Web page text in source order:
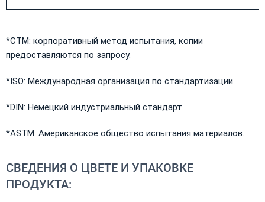
*CTM: корпоративный метод испытания, копии
предоставляются по запросу.
*ISO: Международная организация по стандартизации.
*DIN: Немецкий индустриальный стандарт.
*ASTM: Американское общество испытания материалов.
СВЕДЕНИЯ О ЦВЕТЕ И УПАКОВКЕ
ПРОДУКТА: